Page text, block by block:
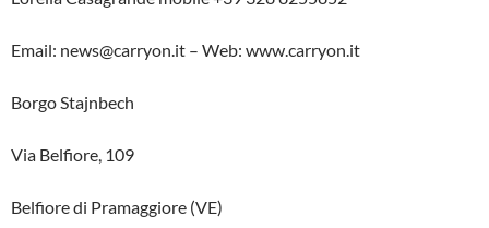
Email: news@carryon.it – Web: www.carryon.it
Borgo Stajnbech
Via Belfiore, 109
Belfiore di Pramaggiore (VE)